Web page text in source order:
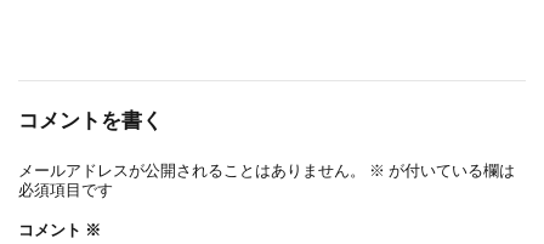
コメントを書く
メールアドレスが公開されることはありません。 ※ が付いている欄は
必須項目です
コメント ※